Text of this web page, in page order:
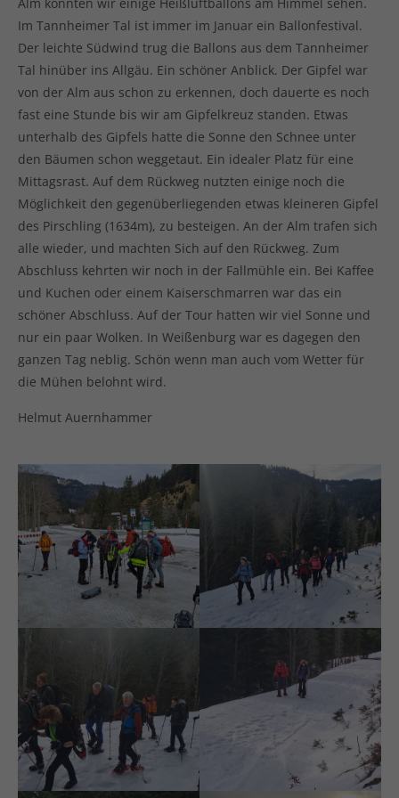
Im Tannheimer Tal ist immer im Januar ein Ballonfestival.
Der leichte Südwind trug die Ballons aus dem Tannheimer
Tal hinüber ins Allgäu. Ein schöner Anblick. Der Gipfel war
von der Alm aus schon zu erkennen, doch dauerte es noch
fast eine Stunde bis wir am Gipfelkreuz standen. Etwas
unterhalb des Gipfels hatte die Sonne den Schnee unter
den Bäumen schon weggetaut. Ein idealer Platz für eine
Mittagsrast. Auf dem Rückweg nutzten einige noch die
Möglichkeit den gegenüberliegenden etwas kleineren Gipfel
des Pirschling (1634m), zu besteigen. An der Alm trafen sich
alle wieder, und machten Sich auf den Rückweg. Zum
Abschluss kehrten wir noch in der Fallmühle ein. Bei Kaffee
und Kuchen oder einem Kaiserschmarren war das ein
schöner Abschluss. Auf der Tour hatten wir viel Sonne und
nur ein paar Wolken. In Weißenburg war es dagegen den
ganzen Tag neblig. Schön wenn man auch vom Wetter für
die Mühen belohnt wird.
Helmut Auernhammer
Start am vereisten
Parkplatz mit Grödeln
Aufstieg_1
Aufstieg_2 Aufstieg_3